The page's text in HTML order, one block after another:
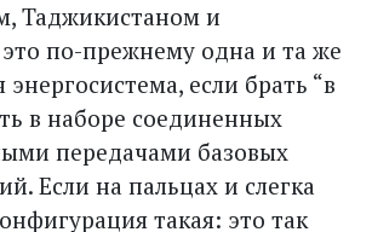
Таджикистаном и
по-прежнему одна и та же
энергосистема, если брать “в
в наборе соединенных
передачами базовых
Если на пальцах и слегка
такая: это так